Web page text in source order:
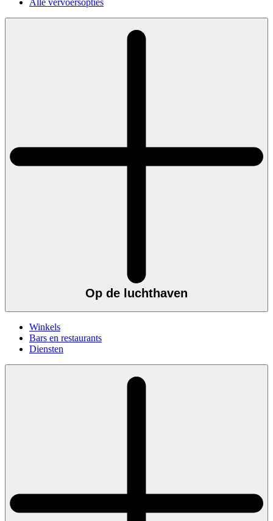
Alle vervoersopties
Op de luchthaven
Winkels
Bars en restaurants
Diensten